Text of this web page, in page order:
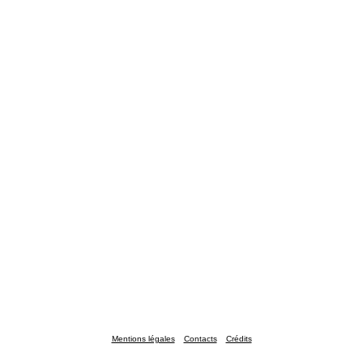
Mentions légales Contacts Crédits